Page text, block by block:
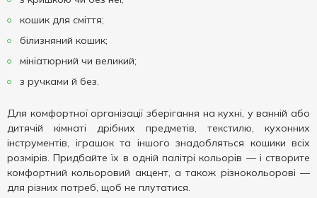
кошик для сміття;
білизняний кошик;
мініатюрний чи великий;
з ручками й без.
Для комфортної організації зберігання на кухні, у ванній або
дитячій кімнаті дрібних предметів, текстилю, кухонних
інструментів, іграшок та іншого знадобляться кошики всіх
розмірів. Придбайте їх в одній палітрі кольорів — і створите
комфортний кольоровий акцент, а також різнокольорові —
для різних потреб, щоб не плутатися.